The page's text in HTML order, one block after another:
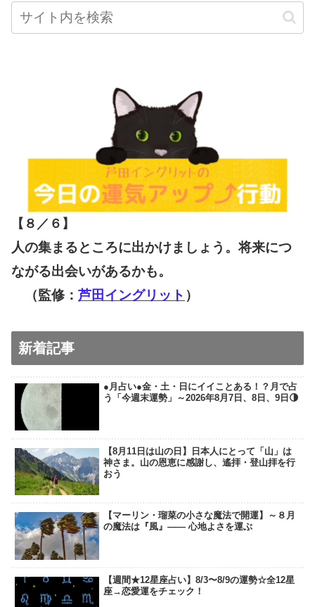
【８／６ 】
人の集まるところに出かけましょう。将来につ
ながる出会いがあるかも。
（監修： 芦田イングリット ）
新着記事
●月占い●金・土・日にイイことある！？月で占
う「今週末運勢」～2026年8月7日、8日、9日🌗
【8月11日は山の日】日本人にとって「山」は
神さま。山の恩恵に感謝し、遙拝・登山拝を行
おう
【マーリン・瑠菜の小さな魔法で開運】～８月
の魔法は『風』―― 心地よさを運ぶ
【週間★12星座占い】8/3〜8/9の運勢☆全12星
座→恋愛運をチェック！